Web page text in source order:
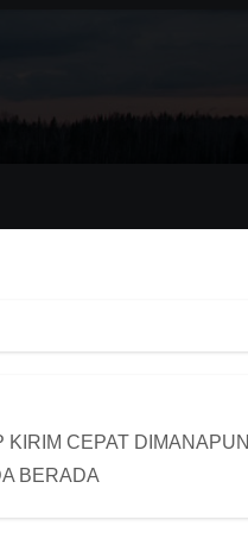
KIRIM CEPAT DIMANAPUN
BERADA